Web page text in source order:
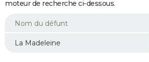
Mobiles
Meilleur smartphone
Internet
Ordinateurs
Jeux vidéo
Guide high-tech
+BRICOLAGE
Forum
Aménagement intérieur
Extérieur
Cuisine
Salle de bains
Jardinage
Rangement
WEEK-END
Guides de France
Escapades
Patrimoine
Expositions
Musées
Week-end nature
LIFESTYLE
moteur de recherche ci-dessous.